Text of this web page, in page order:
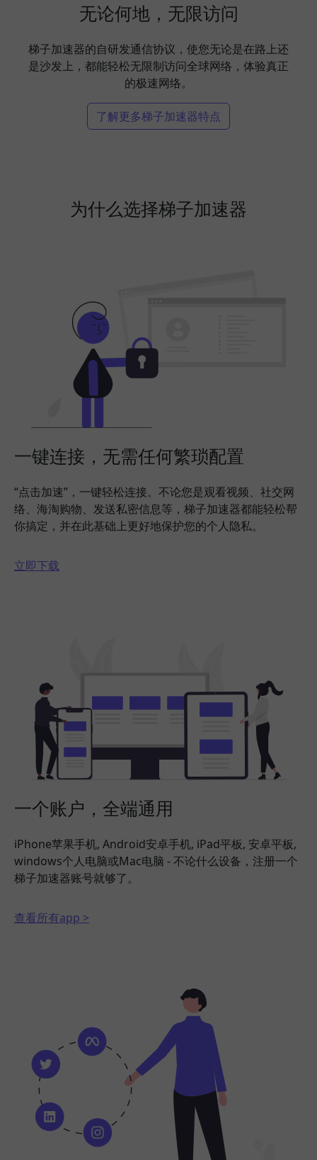
无论何地，无限访问
梯子加速器的自研发通信协议，使您无论是在路上还
是沙发上，都能轻松无限制访问全球网络，体验真正
的极速网络。
了解更多梯子加速器特点
为什么选择梯子加速器
一键连接，无需任何繁琐配置
“点击加速”，一键轻松连接。不论您是观看视频、社交网
络、海淘购物、发送私密信息等，梯子加速器都能轻松帮
你搞定，并在此基础上更好地保护您的个人隐私。
立即下载
一个账户，全端通用
iPhone苹果手机, Android安卓手机, iPad平板, 安卓平板,
windows个人电脑或Mac电脑 - 不论什么设备，注册一个
梯子加速器账号就够了。
查看所有app >